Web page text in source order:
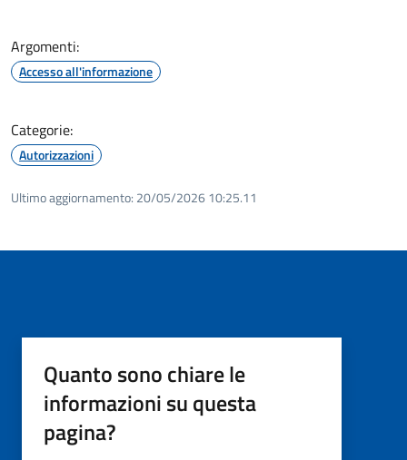
Argomenti:
Accesso all'informazione
Categorie:
Autorizzazioni
Ultimo aggiornamento: 20/05/2026 10:25.11
Quanto sono chiare le
informazioni su questa
pagina?